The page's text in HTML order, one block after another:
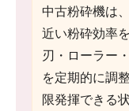
中古粉砕機は
近い粉砕効率
刃・ローラー
を定期的に調
限発揮できる